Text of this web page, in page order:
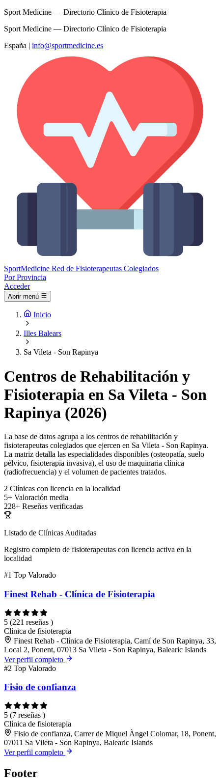
Sport Medicine — Directorio Clínico de Fisioterapia
Sport Medicine — Directorio Clínico de Fisioterapia
España | info@sportmedicine.es
SportMedicine Red de Fisioterapeutas Colegiados
Por Provincia
Acceder
Abrir menú
Inicio
Illes Balears
Sa Vileta - Son Rapinya
Centros de Rehabilitación y
Fisioterapia en Sa Vileta - Son
Rapinya (2026)
La base de datos agrupa a los centros de rehabilitación y
fisioterapeutas colegiados que ejercen en Sa Vileta - Son Rapinya.
La matriz detalla las especialidades disponibles (osteopatía, suelo
pélvico, fisioterapia invasiva), el uso de maquinaria clínica
(radiofrecuencia) y el volumen de pacientes tratados.
2 Clínicas con licencia en la localidad
5+ Valoración media
228+ Reseñas verificadas
Listado de Clínicas Auditadas
Registro completo de fisioterapeutas con licencia activa en la
localidad
#1 Top Valorado
Finest Rehab - Clínica de Fisioterapia
5 (221 reseñas )
Clínica de fisioterapia
Finest Rehab - Clínica de Fisioterapia, Camí de Son Rapinya, 33,
Local 2, Ponent, 07013 Sa Vileta - Son Rapinya, Balearic Islands
Ver perfil completo
#2 Top Valorado
Fisio de confianza
5 (7 reseñas )
Clínica de fisioterapia
Fisio de confianza, Carrer de Miquel Àngel Colomar, 18, Ponent,
07011 Sa Vileta - Son Rapinya, Balearic Islands
Ver perfil completo
Footer